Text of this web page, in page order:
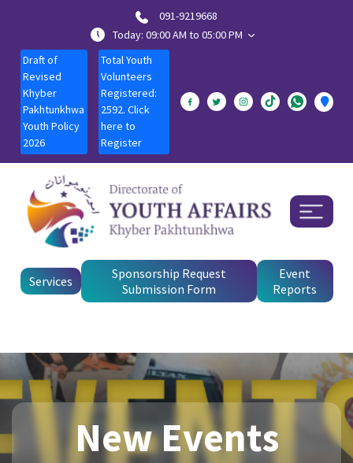
091-9219668
Today: 09:00 AM to 05:00 PM
Draft of
Revised
Khyber
Pakhtunkhwa
Youth Policy
2026
Total Youth
Volunteers
Registered:
2592. Click
here to
Register
Services
Sponsorship Request
Submission Form
Event
Reports
New Events